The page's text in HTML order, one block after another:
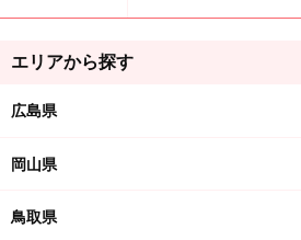
エリアから探す
広島県
岡山県
鳥取県